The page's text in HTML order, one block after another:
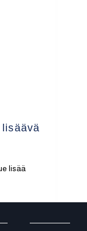
lisäävä
lisää